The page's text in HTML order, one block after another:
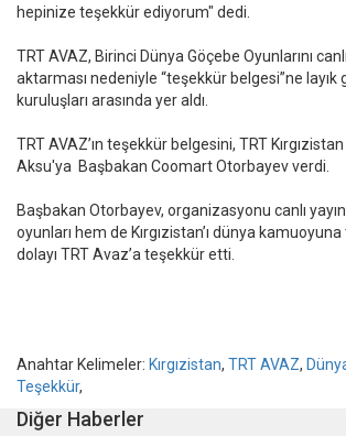
hepinize teşekkür ediyorum" dedi.
TRT AVAZ, Birinci Dünya Göçebe Oyunlarını
aktarması nedeniyle “teşekkür belgesi”ne layık
kuruluşları arasında yer aldı.
TRT AVAZ’ın teşekkür belgesini, TRT
Aksu'ya Başbakan Coomart Otorbayev verdi.
Başbakan Otorbayev, organizasyonu canlı
oyunları hem de Kırgızistan’ı dünya
dolayı TRT Avaz’a teşekkür etti.
Anahtar Kelimeler: Kırgızistan, TRT AVAZ,
Teşekkür,
Diğer Haberler